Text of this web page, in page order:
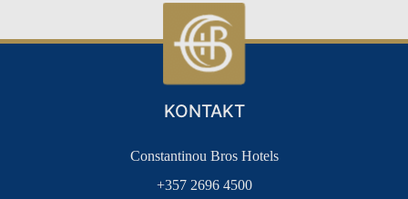
KONTAKT
Constantinou Bros Hotels
+357 2696 4500